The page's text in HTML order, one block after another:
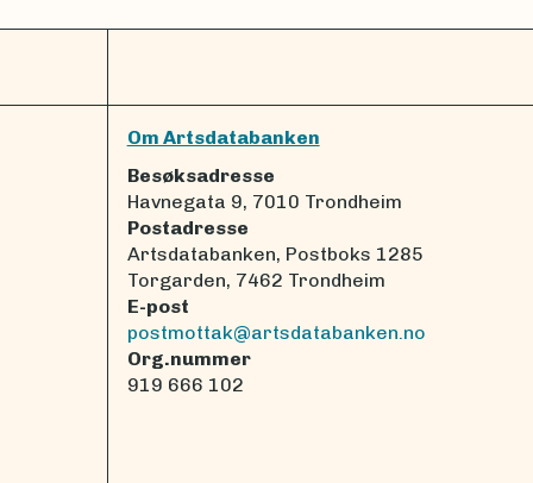
Om Artsdatabanken
Besøksadresse
Havnegata 9, 7010 Trondheim
Postadresse
Artsdatabanken, Postboks 1285
Torgarden, 7462 Trondheim
E-post
postmottak@artsdatabanken.no
Org.nummer
919 666 102